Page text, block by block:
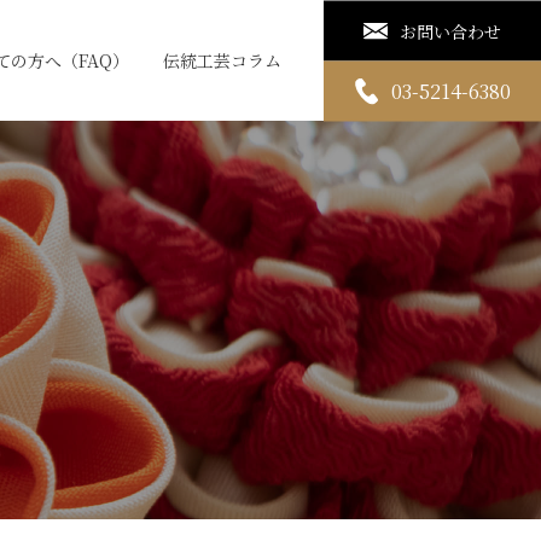
の方へ（FAQ） 伝統工芸コラム
お問い合わせ
03-5214-6380